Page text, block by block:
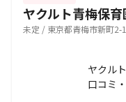
ヤクルト青梅保育
未定 / 東京都青梅市新町2-
ヤクル
口コミ